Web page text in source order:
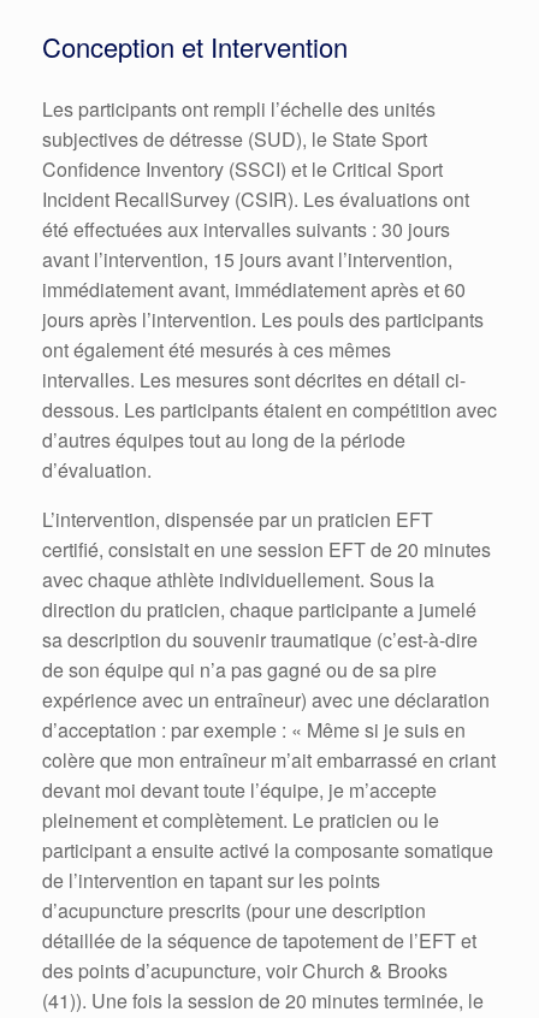
Conception et Intervention
Les participants ont rempli l’échelle des unités
subjectives de détresse (SUD), le State Sport
Confidence Inventory (SSCI) et le Critical Sport
Incident RecallSurvey (CSIR). Les évaluations ont
été effectuées aux intervalles suivants : 30 jours
avant l’intervention, 15 jours avant l’intervention,
immédiatement avant, immédiatement après et 60
jours après l’intervention. Les pouls des participants
ont également été mesurés à ces mêmes
intervalles. Les mesures sont décrites en détail ci-
dessous. Les participants étaient en compétition avec
d’autres équipes tout au long de la période
d’évaluation.
L’intervention, dispensée par un praticien EFT
certifié, consistait en une session EFT de 20 minutes
avec chaque athlète individuellement. Sous la
direction du praticien, chaque participante a jumelé
sa description du souvenir traumatique (c’est-à-dire
de son équipe qui n’a pas gagné ou de sa pire
expérience avec un entraîneur) avec une déclaration
d’acceptation : par exemple : « Même si je suis en
colère que mon entraîneur m’ait embarrassé en criant
devant moi devant toute l’équipe, je m’accepte
pleinement et complètement. Le praticien ou le
participant a ensuite activé la composante somatique
de l’intervention en tapant sur les points
d’acupuncture prescrits (pour une description
détaillée de la séquence de tapotement de l’EFT et
des points d’acupuncture, voir Church & Brooks
(41)). Une fois la session de 20 minutes terminée, le